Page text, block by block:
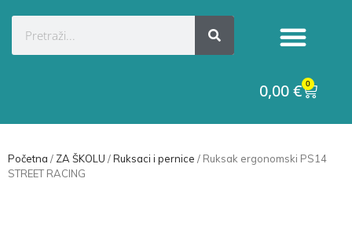
0,00€ 0
Početna / ZA ŠKOLU /Ruksaci i pernice / Ruksak ergonomski PS14
STREET RACING